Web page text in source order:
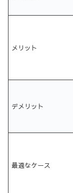
メリット
デメリット
最適なケース